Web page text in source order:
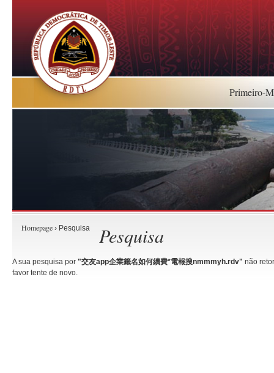
Primeiro-
Homepage › Pesquisa Pesquisa
A sua pesquisa por "交友app企業籤名如何續費*電報搜nmmmyh.rdv" não
favor tente de novo.